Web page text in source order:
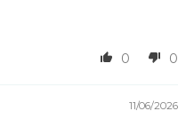
0 0
11/06/2026